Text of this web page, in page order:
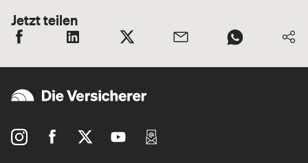
Jetzt teilen